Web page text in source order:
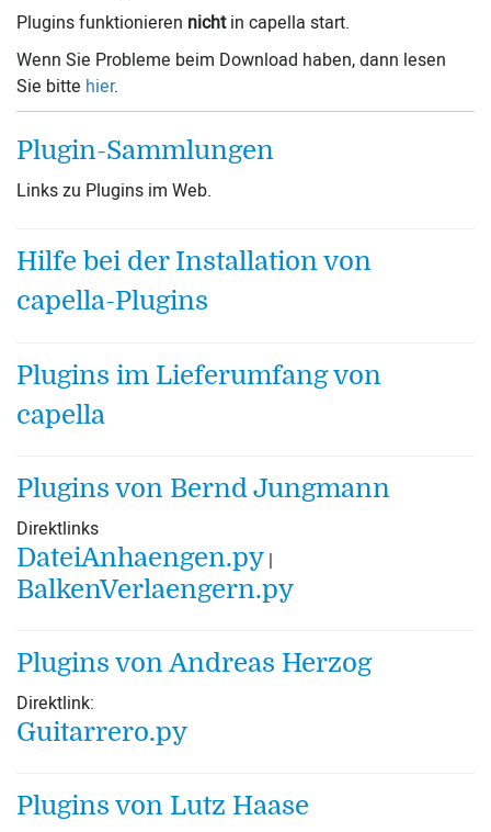
Plugins funktionieren nichtin capella start.
Wenn Sie Probleme beim Download haben, dann lesen
Sie bitte hier.
Plugin-Sammlungen
Links zu Plugins im Web.
Hilfe bei der Installation von
capella-Plugins
Plugins im Lieferumfang von
capella
Plugins von Bernd Jungmann
Direktlinks
DateiAnhaengen.py |
BalkenVerlaengern.py
Plugins von Andreas Herzog
Direktlink:
Guitarrero.py
Plugins von Lutz Haase